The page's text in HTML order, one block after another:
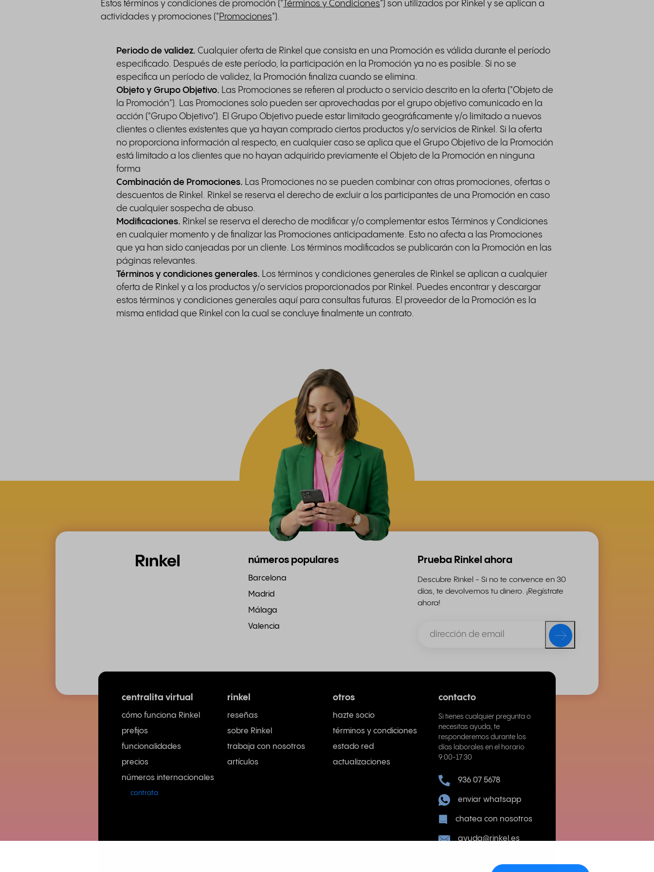
Estos términos y condiciones de promoción (" Términos y Condiciones") son utilizados por Rinkel y se aplican a
actividades y promociones ("Promociones").
Periodo de validez. Cualquier oferta de Rinkel que consista en una Promoción es válida durante el período
especificado. Después de este período, la participación en la Promoción ya no es posible. Si no se
especifica un período de validez, la Promoción finaliza cuando se elimina.
Objeto y Grupo Objetivo. Las Promociones se refieren al producto o servicio descrito en la oferta ("Objeto de
la Promoción"). Las Promociones solo pueden ser aprovechadas por el grupo objetivo comunicado en la
acción ("Grupo Objetivo"). El Grupo Objetivo puede estar limitado geográficamente y/o limitado a nuevos
clientes o clientes existentes que ya hayan comprado ciertos productos y/o servicios de Rinkel. Si la oferta
no proporciona información al respecto, en cualquier caso se aplica que el Grupo Objetivo de la Promoción
está limitado a los clientes que no hayan adquirido previamente el Objeto de la Promoción en ninguna
forma
Combinación de Promociones. Las Promociones no se pueden combinar con otras promociones, ofertas o
descuentos de Rinkel. Rinkel se reserva el derecho de excluir a los participantes de una Promoción en caso
de cualquier sospecha de abuso.
Modificaciones. Rinkel se reserva el derecho de modificar y/o complementar estos Términos y Condiciones
en cualquier momento y de finalizar las Promociones anticipadamente. Esto no afecta a las Promociones
que ya han sido canjeadas por un cliente. Los términos modificados se publicarán con la Promoción en las
páginas relevantes.
Términos y condiciones generales. Los términos y condiciones generales de Rinkel se aplican a cualquier
oferta de Rinkel y a los productos y/o servicios proporcionados por Rinkel. Puedes encontrar y descargar
estos términos y condiciones generales aquí para consultas futuras. El proveedor de la Promoción es la
misma entidad que Rinkel con la cual se concluye finalmente un contrato.
números populares
Barcelona
Madrid
Málaga
Valencia
Prueba Rinkel ahora
Descubre Rinkel - Si no te convence en 30
días, te devolvemos tu dinero. ¡Regístrate
ahora!
centralita virtual
cómo funciona Rinkel
prefijos
funcionalidades
precios
números internacionales
contrata
rinkel
reseñas
sobre Rinkel
trabaja con nosotros
artículos
otros
hazte socio
términos y condiciones
estado red
actualizaciones
contacto
Si tienes cualquier pregunta o
necesitas ayuda, te
responderemos durante los
días laborales en el horario
9:00-17:30
936 07 5678
enviar whatsapp
chatea con nosotros
ayuda@rinkel.es